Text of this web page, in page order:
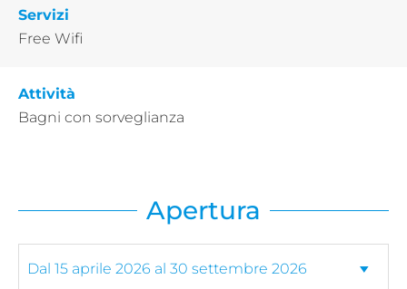
Servizi
Free Wifi
Attività
Bagni con sorveglianza
Apertura